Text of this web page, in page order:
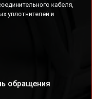
кабеля,
уплотнителей и
обращения